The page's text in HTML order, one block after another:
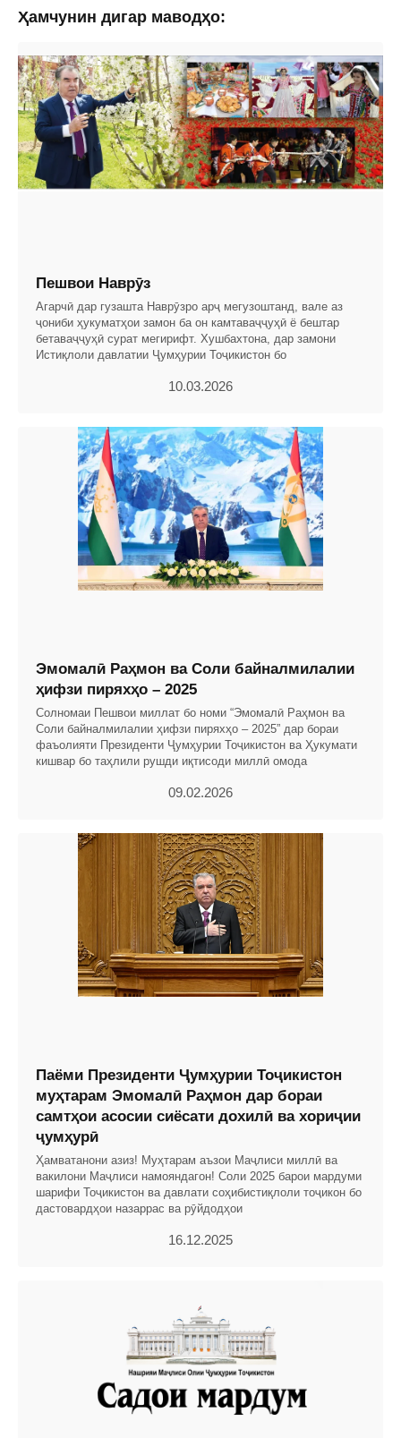
Ҳамчунин дигар маводҳо:
Пешвои Наврӯз
Агарчӣ дар гузашта Наврӯзро арҷ мегузоштанд, вале аз
ҷониби ҳукуматҳои замон ба он камтаваҷҷуҳӣ ё бештар
бетаваҷҷуҳӣ сурат мегирифт. Хушбахтона, дар замони
Истиқлоли давлатии Ҷумҳурии Тоҷикистон бо
10.03.2026
Эмомалӣ Раҳмон ва Соли байналмилалии
ҳифзи пиряхҳо – 2025
Солномаи Пешвои миллат бо номи “Эмомалӣ Раҳмон ва
Соли байналмилалии ҳифзи пиряхҳо – 2025” дар бораи
фаъолияти Президенти Ҷумҳурии Тоҷикистон ва Ҳукумати
кишвар бо таҳлили рушди иқтисоди миллӣ омода
09.02.2026
Паёми Президенти Ҷумҳурии Тоҷикистон
муҳтарам Эмомалӣ Раҳмон дар бораи
самтҳои асосии сиёсати дохилӣ ва хориҷии
ҷумҳурӣ
Ҳамватанони азиз! Муҳтарам аъзои Маҷлиси миллӣ ва
вакилони Маҷлиси намояндагон! Соли 2025 барои мардуми
шарифи Тоҷикистон ва давлати соҳибистиқлоли тоҷикон бо
дастовардҳои назаррас ва рӯйдодҳои
16.12.2025